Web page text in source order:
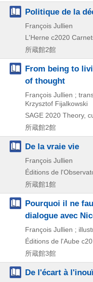
Politique de la
François Jullien
L'Herne c2020
所蔵館2館
From being to
of thought
François Jullien ;
Krzysztof Fijalkowski
SAGE 2020 Theory,
所蔵館2館
De la vraie vie
François Jullien
Éditions de
所蔵館1館
Pourquoi il ne
dialogue avec
François Jullien ;
Éditions de l'Aube
所蔵館3館
De l'écart à